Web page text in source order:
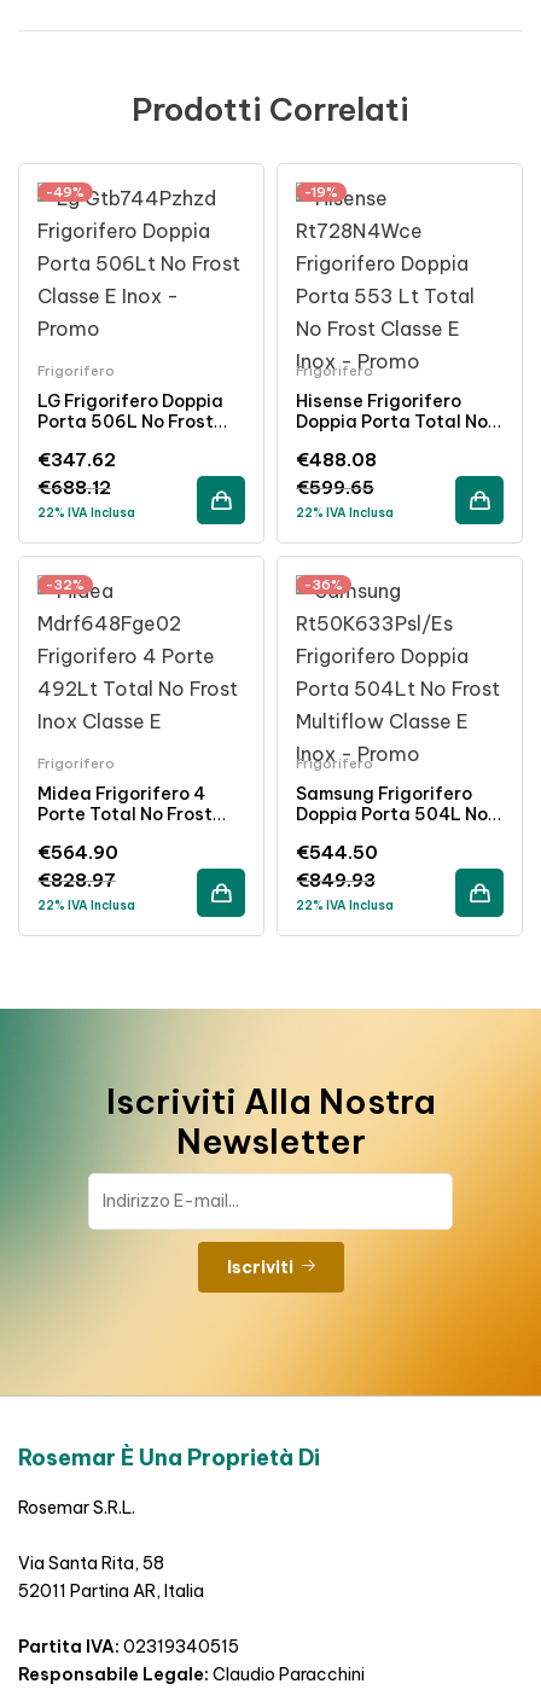
Prodotti Correlati
-49%
Frigorifero
LG Frigorifero Doppia
Porta 506L No Frost
€688.12
€347.62
22% IVA Inclusa
-19%
Frigorifero
Hisense Frigorifero
Doppia Porta Total No
Classe Energetica E
€599.65
€488.08
22% IVA Inclusa
-32%
Frigorifero
Midea Frigorifero 4
Porte Total No Frost
Energetica E
€828.97
€564.90
22% IVA Inclusa
-36%
Frigorifero
Samsung Frigorifero
Doppia Porta 504L No
Energetica E
€849.93
€544.50
22% IVA Inclusa
Iscriviti Alla Nostra
Newsletter
Iscriviti
Rosemar È Una Proprietà Di
Rosemar S.R.L.
Via Santa Rita, 58
52011 Partina AR, Italia
Partita IVA: 02319340515
Responsabile Legale: Claudio Paracchini